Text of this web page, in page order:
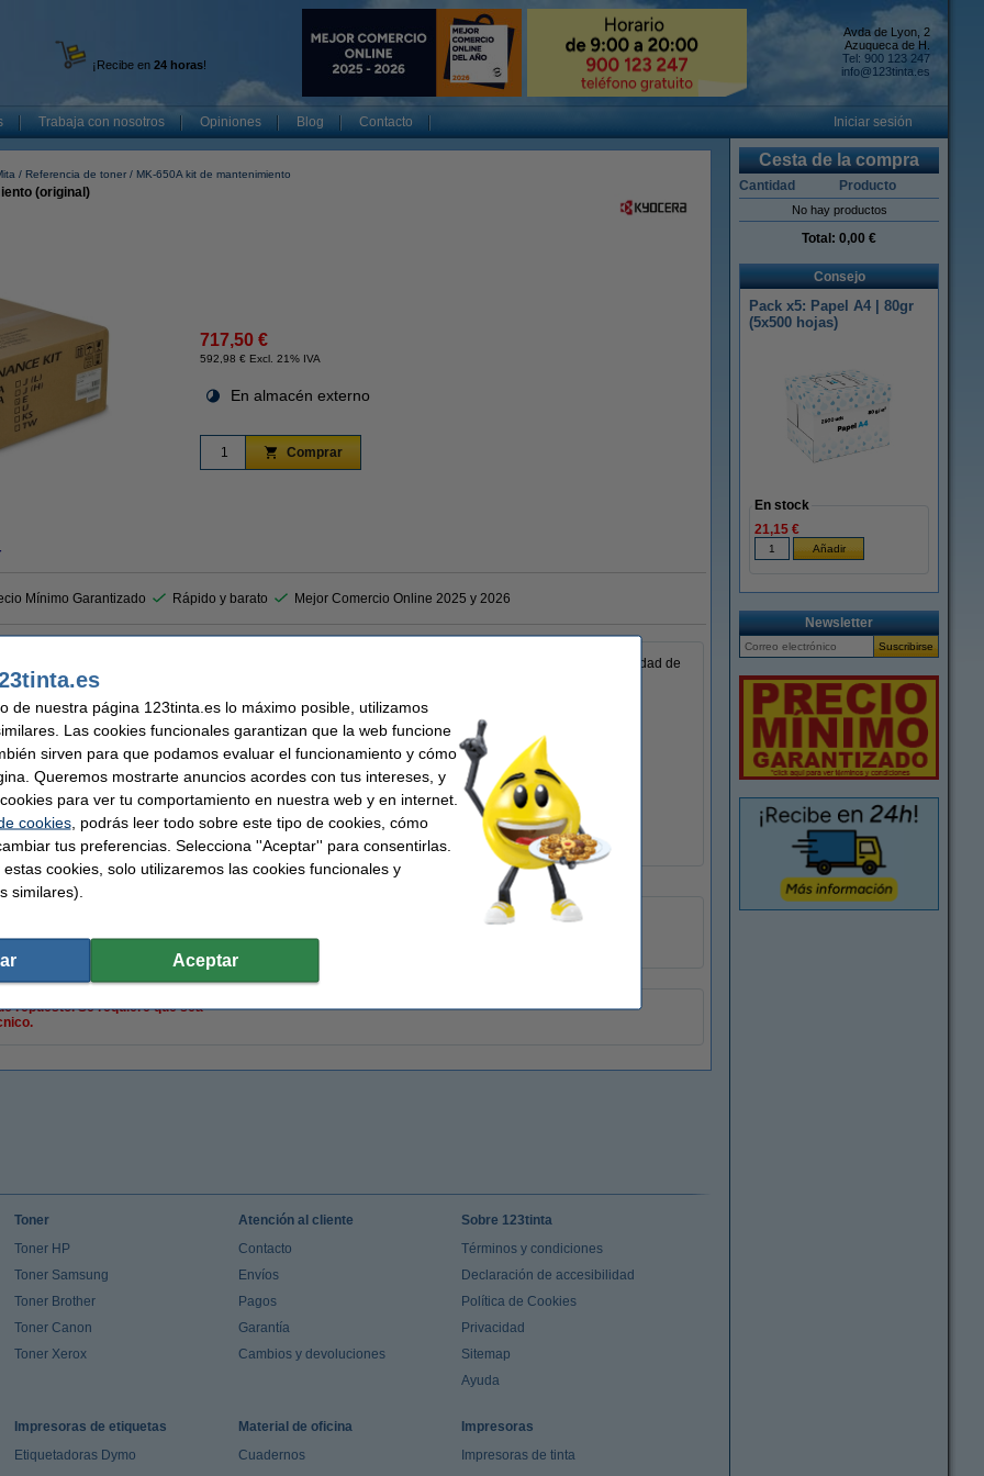
¡Recibe en 24 horas!
Avda de Lyon, 2
Azuqueca de H.
Tel: 900 123 247
info@123tinta.es
Trabaja con nosotros Opiniones Blog Contacto Iniciar sesión
Referencia de toner MK-650A kit de mantenimiento
(original)
717,50 €
592,98 € Excl. 21% IVA
En almacén externo
Comprar
Mínimo Garantizado Rápido y barato Mejor Comercio Online 2025 y 2026
que la impresora siga funcionando de manera óptima. Este kit de mantenimiento tiene una capacidad de
páginas y es ideal para impresoras de oficina.
de la bandeja superior
± 500.000 páginas
repuesto. Se requiere que sea
Cesta de la compra
Cantidad Producto
No hay productos
Total: 0,00 €
Consejo
Pack x5: Papel A4 | 80gr
(5x500 hojas)
En stock
21,15 €
Newsletter
Toner
Toner HP
Toner Samsung
Toner Brother
Toner Canon
Toner Xerox
Atención al cliente
Contacto
Envíos
Pagos
Garantía
Cambios y devoluciones
Sobre 123tinta
Términos y condiciones
Declaración de accesibilidad
Política de Cookies
Privacidad
Sitemap
Ayuda
Impresoras de etiquetas
Etiquetadoras Dymo
Material de oficina
Cuadernos
Impresoras
Impresoras de tinta
de nuestra página 123tinta.es lo máximo posible, utilizamos
Las cookies funcionales garantizan que la web funcione
sirven para que podamos evaluar el funcionamiento y cómo
Queremos mostrarte anuncios acordes con tus intereses, y
para ver tu comportamiento en nuestra web y en internet.
cookies, podrás leer todo sobre este tipo de cookies, cómo
tus preferencias. Selecciona ''Aceptar'' para consentirlas.
cookies, solo utilizaremos las cookies funcionales y
similares).
Aceptar